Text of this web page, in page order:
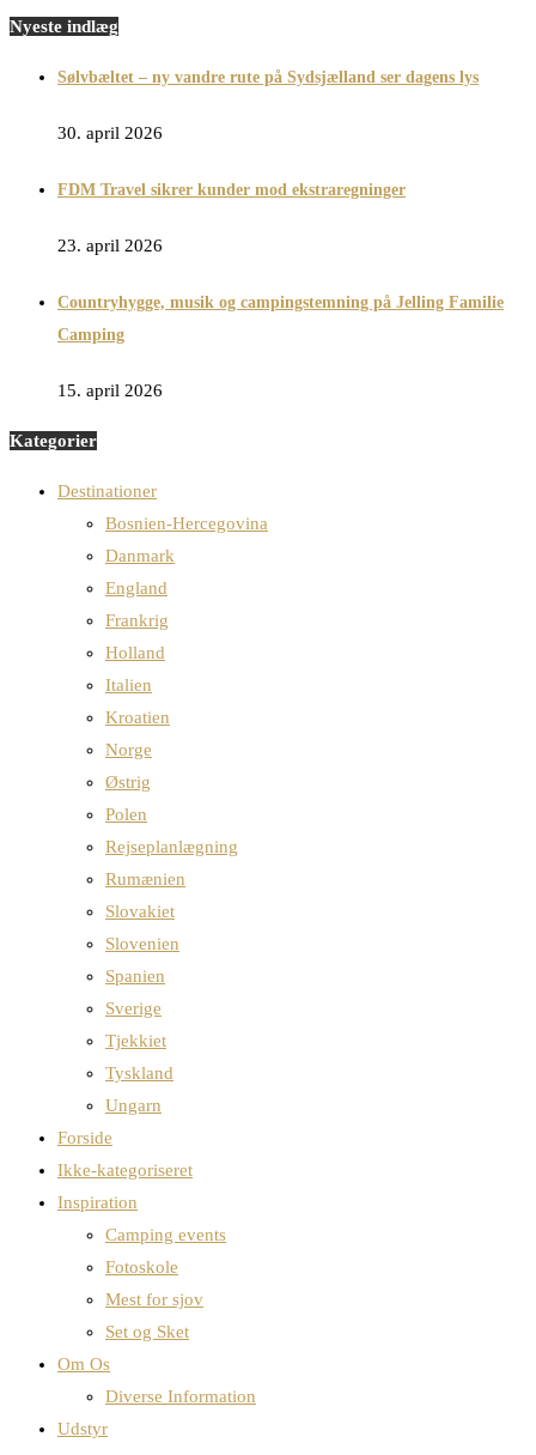
Nyeste indlæg
Sølvbæltet – ny vandre rute på Sydsjælland ser dagens lys
30. april 2026
FDM Travel sikrer kunder mod ekstraregninger
23. april 2026
Countryhygge, musik og campingstemning på Jelling Familie
Camping
15. april 2026
Kategorier
Destinationer
Bosnien-Hercegovina
Danmark
England
Frankrig
Holland
Italien
Kroatien
Norge
Østrig
Polen
Rejseplanlægning
Rumænien
Slovakiet
Slovenien
Spanien
Sverige
Tjekkiet
Tyskland
Ungarn
Forside
Ikke-kategoriseret
Inspiration
Camping events
Fotoskole
Mest for sjov
Set og Sket
Om Os
Diverse Information
Udstyr